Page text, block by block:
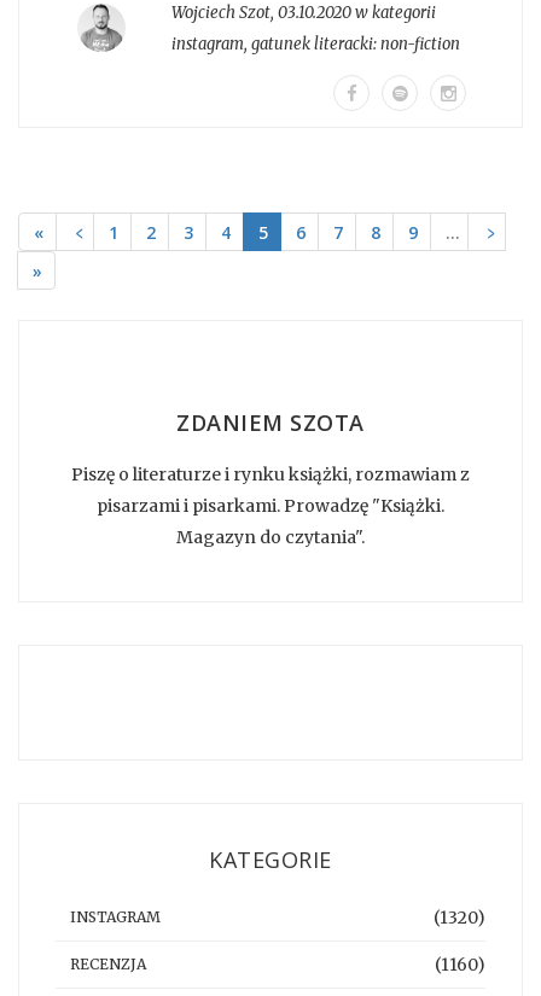
Wojciech Szot, 03.10.2020 w kategorii
instagram, gatunek literacki:non-fiction
« ﹤ 1 2 3 4 5 6 7 8 9 …
﹥
»
ZDANIEM SZOTA
Piszę o literaturze i rynku książki, rozmawiam z
pisarzami i pisarkami. Prowadzę "Książki.
Magazyn do czytania".
KATEGORIE
INSTAGRAM (1320)
RECENZJA (1160)